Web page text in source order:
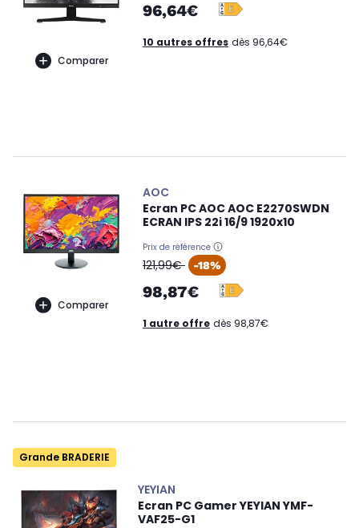
Comparer
96,64€
10 autres offres dès 96,64€
Comparer
AOC
Ecran PC AOC AOC E2270SWDN
ECRAN IPS 22i 16/9 1920x10
Prix de référence
oldPrice
121,99€ -18%
98,87€
1 autre offre dès 98,87€
Grande BRADERIE
YEYIAN
Ecran PC Gamer YEYIAN YMF-
VAF25-G1